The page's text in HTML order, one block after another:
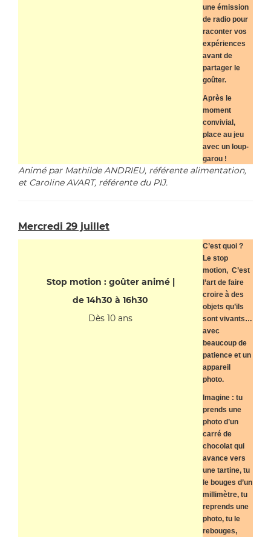
une émission
de radio pour
raconter vos
expériences
avant de
partager le
goûter.
Après le
moment
convivial,
place au jeu
avec un loup-
garou !
Animé par Mathilde ANDRIEU, référente alimentation,
et Caroline AVART, référente du PIJ.
Mercredi 29 juillet
Stop motion : goûter animé |
de 14h30 à 16h30
Dès 10 ans
C’est quoi ?
Le stop
motion, C’est
l’art de faire
croire à des
objets qu’ils
sont vivants…
avec
beaucoup de
patience et un
appareil
photo.
Imagine : tu
prends une
photo d’un
carré de
chocolat qui
avance vers
une tartine, tu
le bouges d’un
millimètre, tu
reprends une
photo, tu le
rebouges,